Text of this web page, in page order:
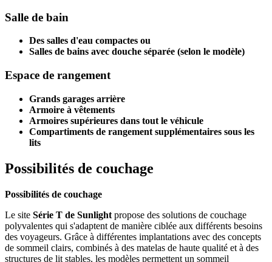
Salle de bain
Des salles d'eau compactes ou
Salles de bains avec douche séparée (selon le modèle)
Espace de rangement
Grands garages arrière
Armoire à vêtements
Armoires supérieures dans tout le véhicule
Compartiments de rangement supplémentaires sous les
lits
Possibilités de couchage
Possibilités de couchage
Le site Série T de Sunlight propose des solutions de couchage
polyvalentes qui s'adaptent de manière ciblée aux différents besoins
des voyageurs. Grâce à différentes implantations avec des concepts
de sommeil clairs, combinés à des matelas de haute qualité et à des
structures de lit stables, les modèles permettent un sommeil